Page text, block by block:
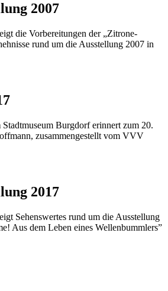
2007
die Vor­berei­tun­gen der „Zitrone-
rund um die Aus­stel­lung 2007 in
Burg­dorf erinnert zum 20.
zusammen­gestellt vom VVV
2017
Sehens­wertes rund um die Aus­stel­lung
Aus dem Leben eines Wellen­bummlers”